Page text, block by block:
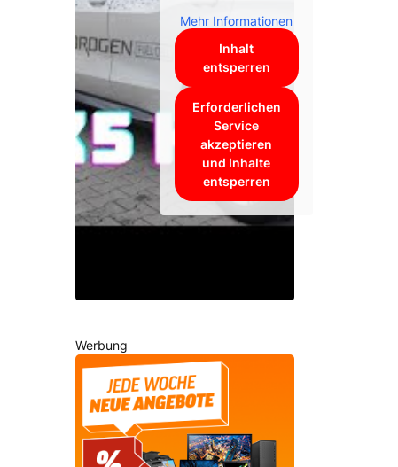
Mehr Informationen
Inhalt
entsperren
Erforderlichen
Service
akzeptieren
und Inhalte
entsperren
Werbung